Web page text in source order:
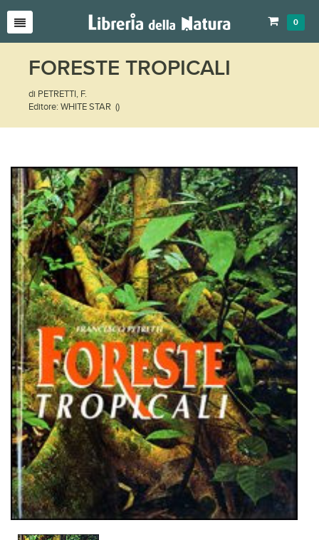
0
FORESTE TROPICALI
di PETRETTI, F.
Editore: WHITE STAR ()